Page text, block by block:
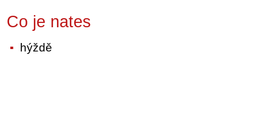
Co je nates
hýždě